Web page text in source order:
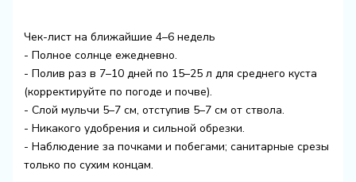
Чек-лист на ближайшие 4–6 недель
- Полное солнце ежедневно.
- Полив раз в 7–10 дней по 15–25 л для среднего куста
(корректируйте по погоде и почве).
- Слой мульчи 5–7 см, отступив 5–7 см от ствола.
- Никакого удобрения и сильной обрезки.
- Наблюдение за почками и побегами; санитарные срезы
только по сухим концам.